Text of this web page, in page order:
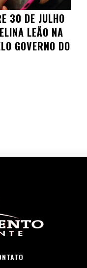
30 DE JULHO
LEÃO NA
GOVERNO DO